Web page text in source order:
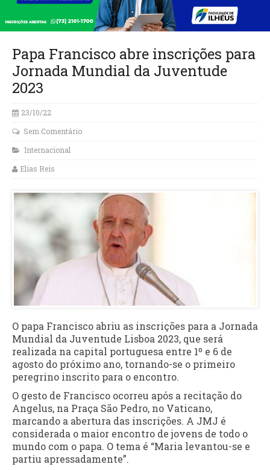
Papa Francisco abre inscrições para
Jornada Mundial da Juventude
2023
23/10/22
Sem Comentário
Internacional
Elias Reis
O papa Francisco abriu as inscrições para a Jornada
Mundial da Juventude Lisboa 2023, que será
realizada na capital portuguesa entre 1º e 6 de
agosto do próximo ano, tornando-se o primeiro
peregrino inscrito para o encontro.
O gesto de Francisco ocorreu após a recitação do
Angelus, na Praça São Pedro, no Vaticano,
marcando a abertura das inscrições. A JMJ é
considerada o maior encontro de jovens de todo o
mundo com o papa. O tema é “Maria levantou-se e
partiu apressadamente”.